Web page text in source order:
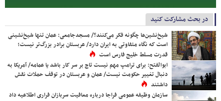
در بحث مشارکت کنید
شیخ‌نشین‌ها چگونه فکر می‌کنند؟/ مسجدجامعی: عمان تنها شیخ‌نشینی
است که نگاه متفاوتی به ایران دارد/ عربستان برادر بزرگ‌تر نیست؛
قدرت مسلط خلیج فارس است
ابوالفتح: برای ترامپ مهم نیست تاج بر سر کار باشد یا عمامه/ آمریکا به
دنبال تغییر حکومت نیست/ عمان و عربستان در توقف حملات نقش
داشتند
سازمان وظیفه عمومی فراجا درباره معافیت سربازان فراری اطلاعیه داد